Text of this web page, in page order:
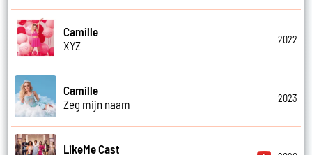
Camille
XYZ
2022
Camille
Zeg mijn naam
2023
LikeMe Cast